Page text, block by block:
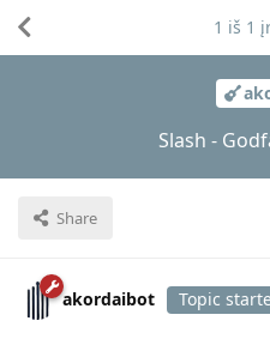
Slash -
Share
1 iš 1
akordaibot Topic